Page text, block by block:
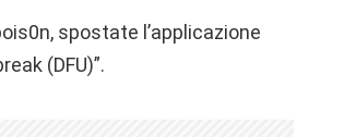
spostate l’applicazione
(DFU)”.